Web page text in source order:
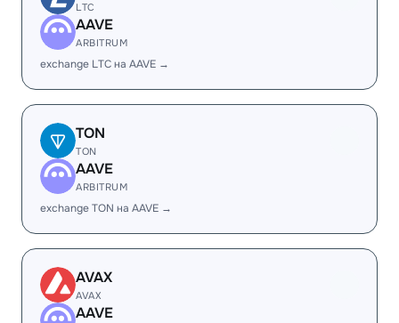
LTC
AAVE
ARBITRUM
exchange LTC на AAVE →
TON
TON
AAVE
ARBITRUM
exchange TON на AAVE →
AVAX
AVAX
AAVE